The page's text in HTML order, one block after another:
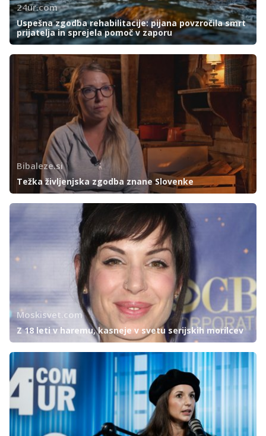
24ur.com
Uspešna zgodba rehabilitacije: pijana povzročila smrt
prijatelja in sprejela pomoč v zaporu
Bibaleze.si
Težka življenjska zgodba znane Slovenke
Moskisvet.com
Z 18 leti v haremu, kasneje v svetu serijskih morilcev